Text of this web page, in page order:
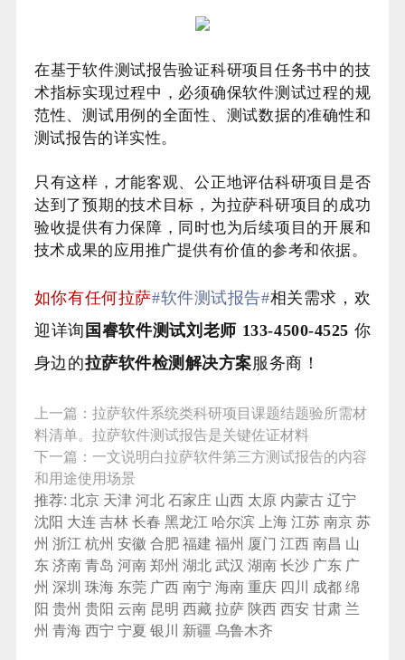
在基于软件测试报告验证科研项目任务书中的技
术指标实现过程中，必须确保软件测试过程的规
范性、测试用例的全面性、测试数据的准确性和
测试报告的详实性。
只有这样，才能客观、公正地评估科研项目是否
达到了预期的技术目标，为拉萨科研项目的成功
验收提供有力保障，同时也为后续项目的开展和
技术成果的应用推广提供有价值的参考和依据。
如你有任何拉萨#软件测试报告#相关需求，欢
迎详询 国睿软件测试刘老师 133-4500-4525 你
身边的拉萨软件检测解决方案服务商！
上一篇： 拉萨软件系统类科研项目课题结题验所需材
料清单。拉萨软件测试报告是关键佐证材料
下一篇： 一文说明白拉萨软件第三方测试报告的内容
和用途使用场景
推荐: 北京 天津河北石家庄 山西 太原 内蒙古辽宁
沈阳 大连吉林长春 黑龙江 哈尔滨上海江苏南京苏
州 浙江杭州 安徽 合肥福建 福州 厦门 江西南昌 山
东济南青岛 河南郑州 湖北武汉 湖南长沙 广东 广
州 深圳 珠海 东莞 广西南宁 海南重庆 四川 成都绵
阳 贵州 贵阳 云南 昆明 西藏拉萨 陕西西安 甘肃 兰
州 青海西宁 宁夏 银川 新疆 乌鲁木齐